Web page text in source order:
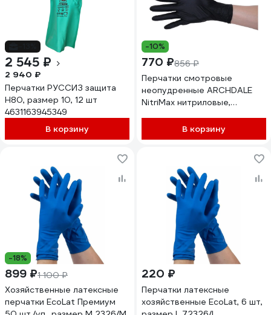
2 545 ₽
2 940 ₽
Перчатки РУССИЗ защита
Н80, размер 10, 12 шт
4631163945349
В корзину
-10%
770 ₽856 ₽
Перчатки смотровые
неопудренные ARCHDALE
NitriMax нитриловые,
В корзину
-18%
899 ₽1 100 ₽
Хозяйственные латексные
перчатки EcoLat Премиум
220 ₽
Перчатки латексные
хозяйственные EcoLat, 6 шт,